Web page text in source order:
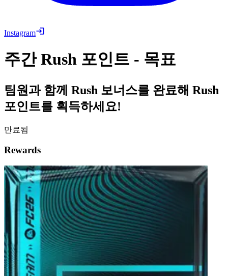
Instagram
주간 Rush 포인트 - 목표
팀원과 함께 Rush 보너스를 완료해 Rush
포인트를 획득하세요!
만료됨
Rewards